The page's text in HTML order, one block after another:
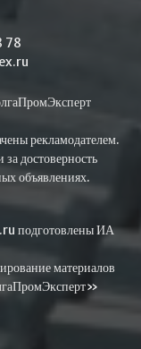
78
рекламодателем.
за достоверность
объявлениях.
подготовлены ИА
материалов